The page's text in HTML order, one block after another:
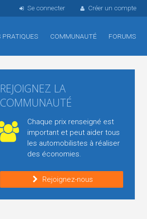
Se connecter Créer un compte
PRATIQUES COMMUNAUTÉ FORUMS
REJOIGNEZ LA
COMMUNAUTÉ
Chaque prix renseigné est
important et peut aider tous
les automobilistes à réaliser
des économies.
Rejoignez-nous